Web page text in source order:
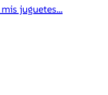
juguetes...